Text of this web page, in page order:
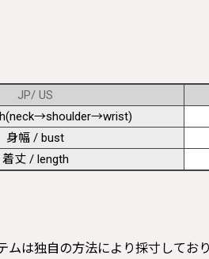
JP/ US
身幅 / bust
着丈 / length
は独自の方法により採寸しており